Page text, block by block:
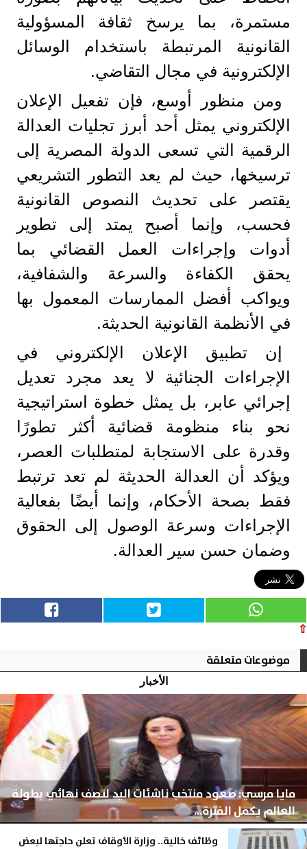
مستمرة، بما يرسخ ثقافة المسؤولية
القانونية المرتبطة باستخدام الوسائل
الإلكترونية في مجال التقاضي.
ومن منظور أوسع، فإن تفعيل الإعلان
الإلكتروني يمثل أحد أبرز تجليات العدالة
الرقمية التي تسعى الدولة المصرية إلى
ترسيخها، حيث لم يعد التطور التشريعي
يقتصر على تحديث النصوص القانونية
فحسب، وإنما أصبح يمتد إلى تطوير
أدوات وإجراءات العمل القضائي بما
يحقق الكفاءة والسرعة والشفافية،
ويواكب أفضل الممارسات المعمول بها
في الأنظمة القانونية الحديثة.
إن تطبيق الإعلان الإلكتروني في
الإجراءات الجنائية لا يعد مجرد تعديل
إجرائي عابر، بل يمثل خطوة استراتيجية
نحو بناء منظومة قضائية أكثر تطورًا
وقدرة على الاستجابة لمتطلبات العصر،
ويؤكد أن العدالة الحديثة لم تعد ترتبط
فقط بصحة الأحكام، وإنما أيضًا بفعالية
الإجراءات وسرعة الوصول إلى الحقوق
وضمان حسن سير العدالة.
⇧
موضوعات متعلقة
الأخبار
مايا مرسي: صعود منتخب ناشئات اليد لنصف نهائي بطولة
العالم يكمل الفترة...
وظائف خالية.. وزارة الأوقاف تعلن حاجتها لبعض